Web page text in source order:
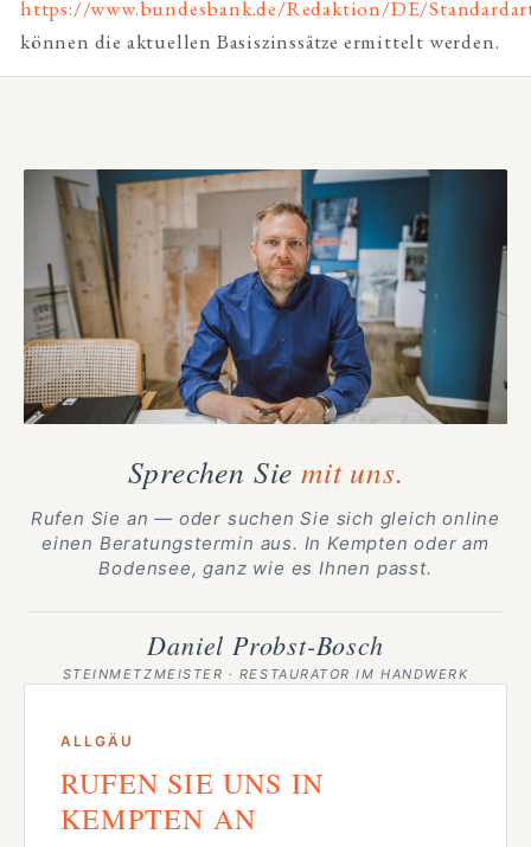
https://www.bundesbank.de/Redaktion/DE/
können die aktuellen Basiszinssätze ermittelt werden.
Sprechen Sie mit uns.
Rufen Sie an — oder suchen Sie sich gleich online
einen Beratungstermin aus. In Kempten oder am
Bodensee, ganz wie es Ihnen passt.
Daniel Probst-Bosch
STEINMETZMEISTER · RESTAURATOR IM HANDWERK
ALLGÄU
RUFEN SIE UNS IN
KEMPTEN AN